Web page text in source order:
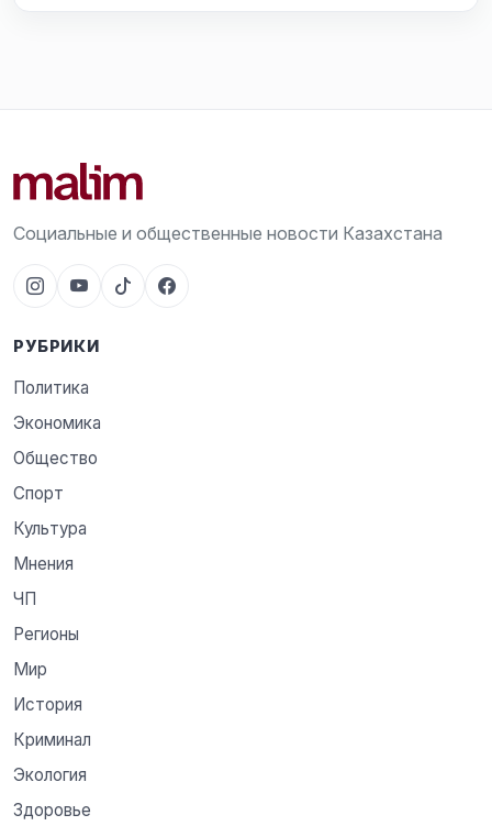
Социальные и общественные новости Казахстана
РУБРИКИ
Политика
Экономика
Общество
Спорт
Культура
Мнения
ЧП
Регионы
Мир
История
Криминал
Экология
Здоровье